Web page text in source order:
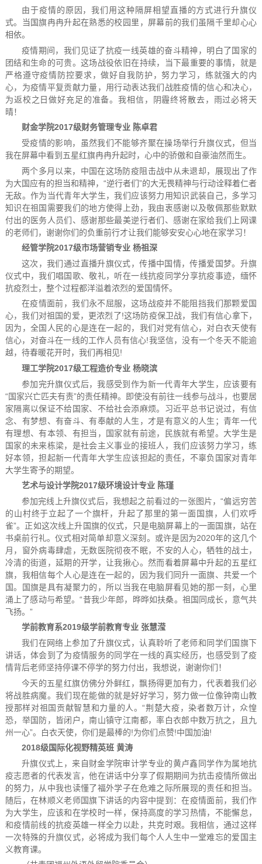
由于疫情的原因，我们用这种隔屏相望直播的方式进行升旗仪
式。当国旗冉冉升起在熟悉的校园里，屏幕前的我们虽隔千里却心心
相依。
疫情期间，我们见证了抗疫一线英雄的奋斗精神，明白了国家的
团结和生命的可贵。这场战役依旧在持续，当下最重要的事情，就是
严格遵守疫情防控要求，做好自我防护，努力学习，练就强大的内
心，为疫情平复贡献力量，用行动表达我们战胜疫情的信心和决心，
为返校之日做好充足的准备。我相信，阴霾终将散去，雨过必将天
晴！
财金学院2017级财务管理专业 陈卓君
受疫情的影响，虽然我们不能够齐聚在操场举行升旗仪式，但当
我在屏幕中看到五星红旗冉冉升起时，心中的骄傲和自豪油然而生。
两个多月以来，中国在这场防疫阻击战中从未退却，展现出了作
为大国应有的担当和精神，“逆行者们”的大无畏精神与行动诠释着仁者
无敌。作为当代青年大学生，我们应该努力用知识武装自己，多学习
知识在祖国需要我们的地方使得上劲，我由衷感谢以及敬佩那些默默
付出的医务人员们、感谢那些最美逆行者们、感谢在家给我们上网课
的老师们，谢谢你们的负重前行才让我们能够安安心心地在家学习！
经管学院2017级市场营销专业 杨祖深
这次，我们通过直播升旗仪式，传播中国情，传播爱国梦。升旗
仪式中，我们唱国歌、敬礼，听在一线抗疫同学分享抗疫事迹，缅怀
抗疫烈士，整个过程都洋溢着浓烈的爱国情怀。
在疫情面前，我们永不屈服，这场战疫并不能阻挡我们那颗爱国
心，我们对祖国的爱，更浓烈了!这场防疫保卫战，我们有信心拿下，
因为，全国人民的心是连在一起的，我们对党有信心，对白衣天使有
信心，对奋斗在一线的工作人员有信心!我坚信，没有一个冬天不能逾
越，待春暖花开时，我们再相见!
理工学院2017级工程造价专业 杨晓滨
参加完升旗仪式后，我感受到作为新一代青年大学生，应该要有
“国家兴亡匹夫有责”的责任精神。即使没有前往一线参与战斗，也要居
家隔离以保证不给国家、不给社会添麻烦。习近平总书记说过，有信
念、有梦想、有奋斗、有奉献的人生，才是有意义的人生；青年一代
有理想、有本领、有担当，国家就有前途，民族就有希望。大学生是
国家的未来栋梁，是社会主义事业的接班人，我们应该努力学习，练
好本领，担起新一代青年大学生应该担起的责任，不辜负国家对青年
大学生寄予的期望。
艺术与设计学院2017级环境设计专业 陈瑾
参加完线上升旗仪式后，我想起之前看过的一张图片，“偏远穷苦
的山村终于立起了一个旗杆，升起了那里的第一面国旗，人们欢呼
雀”。正如这次线上升国旗的仪式，只是电脑屏幕上的一面国旗，站在
书桌前行礼。仪式相对简单却意义深刻。或许是因为2020年的这几个
月，窗外病毒肆虐，无数医院彻夜不眠，不安的人心，牺牲的战士，
冷清的街道，延期的开学，让我揪心。然而看着屏幕中升起的五星红
旗，我相信每个人心是连在一起的，因为我们同升一面旗、共爱一个
国。国旗是具有凝聚力的，所以当我在电脑屏看见她的那一刻，心里
涌上了感动与希望。“昔我少年郎，晔晔如扶桑。祖国同成长，意气共
飞扬。”
学前教育系2019级学前教育专业 张慧滢
我们在网络上参加了升旗仪式，认真聆听了老师和同学们国旗下
讲话，体会到了为疫情服务的同学在一线的真实经历，也感受到了疫
情背后老师坚持停课不停学的努力付出，我想说，谢谢你们！
今天的五星红旗仿佛分外鲜红，飘扬得更加有力，代表着我们必
将战胜病魔。我们现在能做的就是好好学习，努力做一位像钟南山教
授那样对祖国贡献智慧和力量的人。“荆楚大疫，染者数万计，众惶
恐，举国防，皆闭户，南山镇守江南都，率白衣郎中数万抗之，且九
州一心”。白衣天使，你们是最棒的!为你们点赞!中国加油!
2018级国际化视野精英班 黄涛
升旗仪式上，来自财金学院审计学专业的黄卢鑫同学作为属地抗
疫志愿者的代表发言，他在讲话中分享了假期期间为抗击疫情所做出
的努力，从中我也读懂了福外学子在危难之际所展现的责任和担当。
随后，在林顺义老师国旗下讲话的内容中提到：在疫情面前，我们作
为大学生，应该和在学校时一样，保持高度的学习热情，不能懈怠，
和疫情前线的抗疫英雄一样全力以赴，共克时艰。我相信，通过这样
一次特殊的升旗仪式，必将成为我们每个人人生中一堂难忘的爱国主
义教育课。